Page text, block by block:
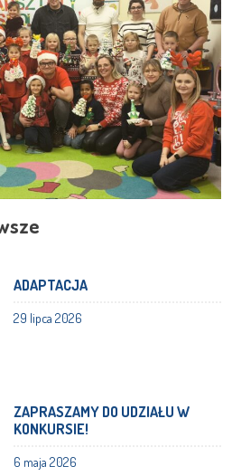
ADAPTACJA
29 lipca 2026
ZAPRASZAMY DO UDZIAŁU W
KONKURSIE!
6 maja 2026